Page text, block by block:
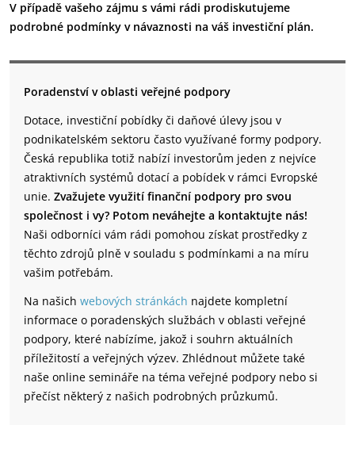
V případě vašeho zájmu s vámi rádi prodiskutujeme
podrobné podmínky v návaznosti na váš investiční plán.
Poradenství v oblasti veřejné podpory
Dotace, investiční pobídky či daňové úlevy jsou v
podnikatelském sektoru často využívané formy podpory.
Česká republika totiž nabízí investorům jeden z nejvíce
atraktivních systémů dotací a pobídek v rámci Evropské
unie. Zvažujete využití finanční podpory pro svou
společnost i vy? Potom neváhejte a kontaktujte nás!
Naši odborníci vám rádi pomohou získat prostředky z
těchto zdrojů plně v souladu s podmínkami a na míru
vašim potřebám.
Na našich webových stránkách najdete kompletní
informace o poradenských službách v oblasti veřejné
podpory, které nabízíme, jakož i souhrn aktuálních
příležitostí a veřejných výzev. Zhlédnout můžete také
naše online semináře na téma veřejné podpory nebo si
přečíst některý z našich podrobných průzkumů.